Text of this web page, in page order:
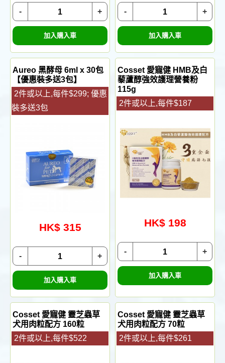
+
-
加入購入車
+
-
加入購入車
Aureo 黑酵母 6ml x 30包
【優惠裝多送3包】
2件或以上,每件$299; 優惠
裝多送3包
HK$ 315
+
-
加入購入車
Cosset 愛寵健 HMB及白
藜蘆醇強效護理營養粉
115g
2件或以上,每件$187
HK$ 198
+
-
加入購入車
Cosset 愛寵健 靈芝蟲草
犬用肉粒配方 160粒
2件或以上,每件$522
Cosset 愛寵健 靈芝蟲草
犬用肉粒配方 70粒
2件或以上,每件$261